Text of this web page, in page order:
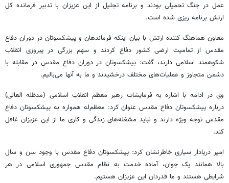
عمل در جنگ تحمیلی بودند و برنامه تجلیل از این عزیزان با تدبیر فرمانده کل
ارتش برنامه ریزی شده است.
معاون هماهنگ کننده ارتش با بیان اینکه فرماندهان و پیشکسوتان در دوران دفاع
مقدس ازتمامیت ارضیکشور دفاع کردند و سهم بزرگی در پیروزی انقلاب
شکوهمند اسلامی دارند، گفت: پیشکسوتان در دوران دفاع مقدس در مقابله با
دشمن متجاوز و عملیات‌های مختلف درخشیدند و ما به آنها می‌بالیم.
وی در ادامه با اشاره به فرمایشات رهبر معظم انقلاب اسلامی (مدظله العالی)
درباره پیشکسوتان دفاع مقدس عنوان کرد: معظم‌له همواره به پیشکسوتان دفاع
مقدس توجه ویژه دارند و نباید مشغله‌های زندگی و کاری ما از این عزیزان غافل
کند.
امیر دریادار سیاری خاطرنشان کرد: پیشکسوتان دفاع مقدس با وجود سن و سال
بالا همانند یک جوان، آماده خدمت به نظام مقدس جمهوری اسلامی در هر
شرایطی هستند و ما قدردان این عزیزان هستیم.